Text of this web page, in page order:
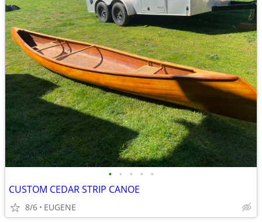
• • • • •
CUSTOM CEDAR STRIP CANOE
8/6 EUGENE